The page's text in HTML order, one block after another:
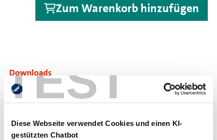
TEST
Diese Webseite verwendet Cookies und einen KI-
gestützten Chatbot
Zum Warenkorb hinzufügen
Downloads
Infoblatt
Ansprechpartner